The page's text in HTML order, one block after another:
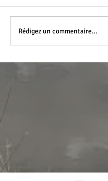
Rédigez un commentaire...